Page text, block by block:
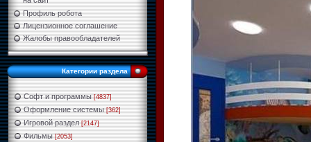
Профиль робота
Лицензионное соглашение
Жалобы правообладателей
Категории раздела
Софт и программы [4837]
Оформление системы [362]
Игровой раздел [2147]
Фильмы [2053]